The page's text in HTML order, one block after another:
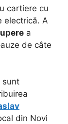
cartiere cu
electrică. A
a
de câte
sunt
din Novi